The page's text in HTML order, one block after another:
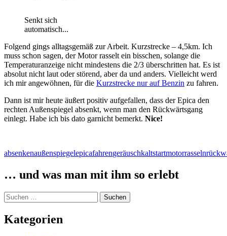
Senkt sich
automatisch...
Folgend gings alltagsgemäß zur Arbeit. Kurzstrecke – 4,5km. Ich
muss schon sagen, der Motor rasselt ein bisschen, solange die
Temperaturanzeige nicht mindestens die 2/3 überschritten hat. Es ist
absolut nicht laut oder störend, aber da und anders. Vielleicht werd
ich mir angewöhnen, für die Kurzstrecke nur auf Benzin zu fahren.
Dann ist mir heute äußert positiv aufgefallen, dass der Epica den
rechten Außenspiegel absenkt, wenn man den Rückwärtsgang
einlegt. Habe ich bis dato garnicht bemerkt. Nice!
absenkenaußenspiegelepicafahrengeräuschkaltstartmotorrasseln
… und was man mit ihm so erlebt
Suchen
nach:
Kategorien